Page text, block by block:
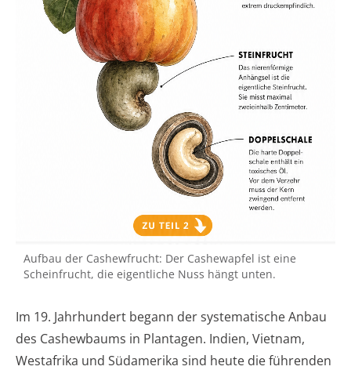
Aufbau der Cashewfrucht: Der Cashewapfel ist eine
Scheinfrucht, die eigentliche Nuss hängt unten.
Im 19. Jahrhundert begann der systematische Anbau
des Cashewbaums in Plantagen. Indien, Vietnam,
Westafrika und Südamerika sind heute die führenden